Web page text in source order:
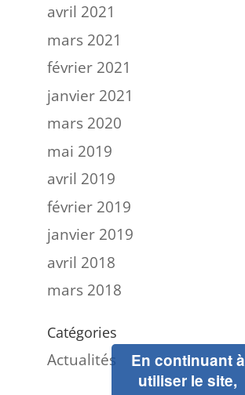
avril 2021
mars 2021
février 2021
janvier 2021
mars 2020
mai 2019
avril 2019
février 2019
janvier 2019
avril 2018
mars 2018
Catégories
Actualités
En continuant à
utiliser le site,